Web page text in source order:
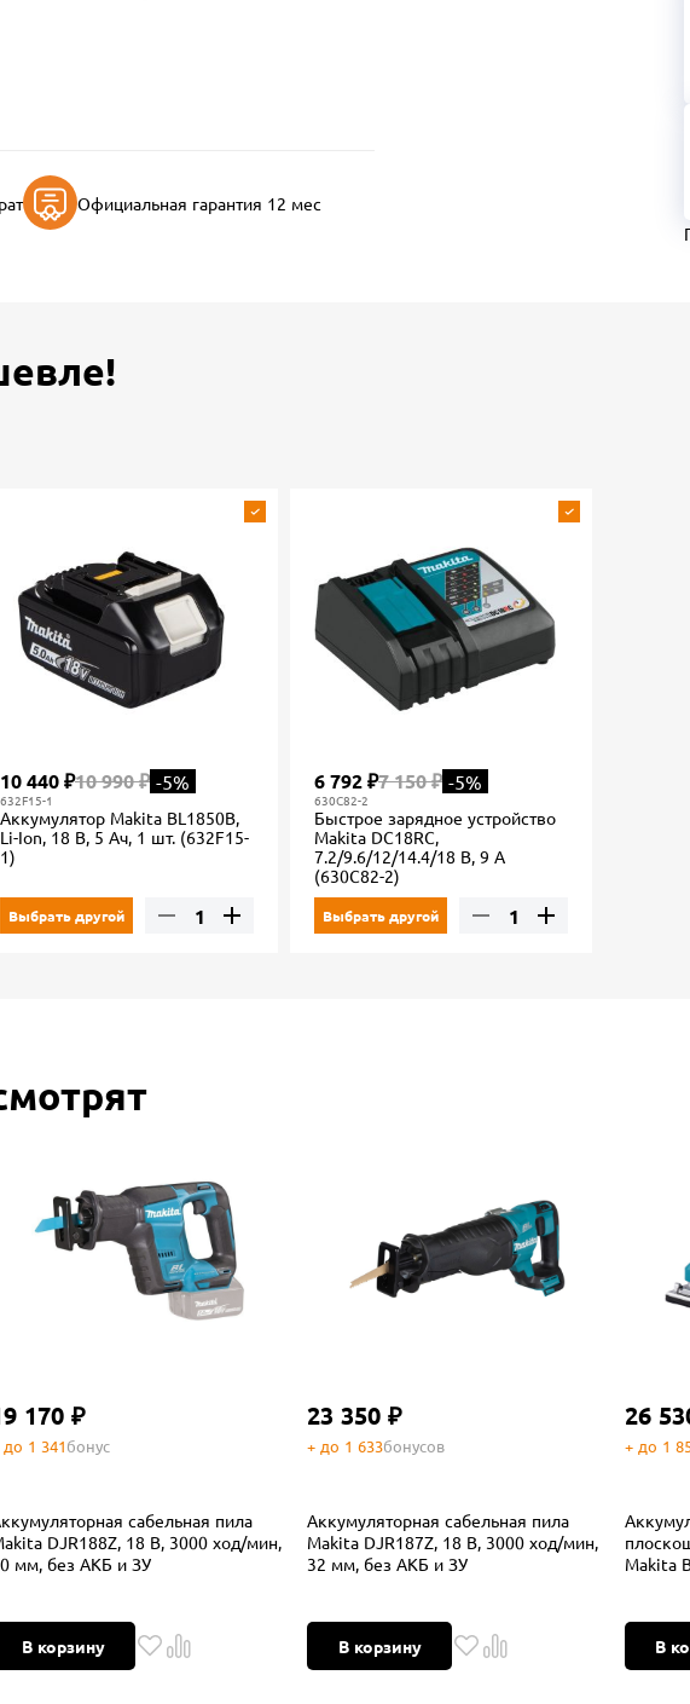
Официальная гарантия 12 мес
632F15-1
Аккумулятор Makita BL1850B,
Li-Ion, 18 В, 5 Ач, 1 шт. (632F15-
1)
10 440 ₽10 990 ₽ -5%
Выбрать другой
630C82-2
Быстрое зарядное устройство
Makita DC18RC,
7.2/9.6/12/14.4/18 В, 9 А
(630C82-2)
6 792 ₽7 150 ₽ -5%
Выбрать другой
170 ₽
до 1 341бонус
сабельная пила
DJR188Z, 18 В, 3000 ход/мин,
мм, без АКБ и ЗУ
В корзину
23 350 ₽
+ до 1 633бонусов
Аккумуляторная сабельная пила
Makita DJR187Z, 18 В, 3000 ход/мин,
32 мм, без АКБ и ЗУ
В корзину
26
+ до 1
Makita
В